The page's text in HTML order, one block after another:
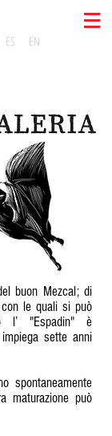
ES EN
buon Mezcal; di
le quali si può
l’ "Espadin" è
sette anni
spontaneamente
maturazione può